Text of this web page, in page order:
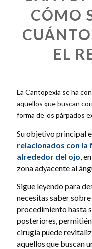
CÓMO
EL
La Cantopexia se ha
aquellos que buscan
forma de los párpados
Su objetivo principal
relacionados con la
alrededor del ojo ,
zona adyacente al
Sigue leyendo para
necesitas saber
procedimiento hasta
posteriores,
cirugía puede
aquellos que buscan